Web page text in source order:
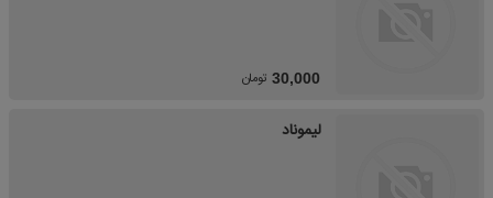
30,000 تومان
لیموناد